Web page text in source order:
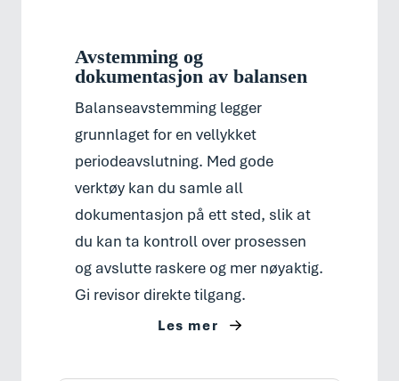
Avstemming og
dokumentasjon av balansen
Balanseavstemming legger
grunnlaget for en vellykket
periodeavslutning. Med gode
verktøy kan du samle all
dokumentasjon på ett sted, slik at
du kan ta kontroll over prosessen
og avslutte raskere og mer nøyaktig.
Gi revisor direkte tilgang.
Les mer